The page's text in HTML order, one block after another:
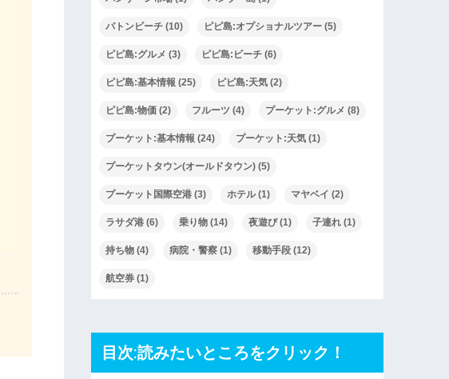
パトンビーチ (10) ピピ島:オプショナルツアー (5)
ピピ島:グルメ (3) ピピ島:ビーチ (6)
ピピ島:基本情報 (25) ピピ島:天気 (2)
ピピ島:物価 (2) フルーツ (4) プーケット:グルメ (8)
プーケット:基本情報 (24) プーケット:天気 (1)
プーケットタウン(オールドタウン) (5)
プーケット国際空港 (3) ホテル(1) マヤベイ (2)
ラサダ港 (6) 乗り物 (14) 夜遊び(1) 子連れ (1)
持ち物 (4) 病院・警察 (1) 移動手段 (12)
航空券 (1)
目次:読みたいところをクリック！